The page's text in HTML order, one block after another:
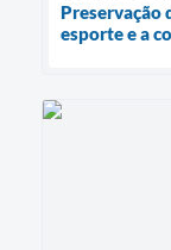
Preservação
esporte e a